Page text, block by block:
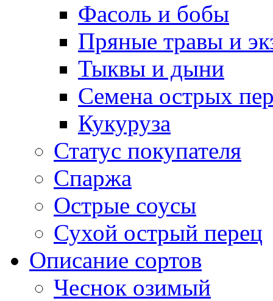
Фасоль и бобы
Пряные травы и
Тыквы и дыни
Семена острых
Кукуруза
Статус покупателя
Спаржа
Острые соусы
Сухой острый перец
Описание сортов
Чеснок озимый